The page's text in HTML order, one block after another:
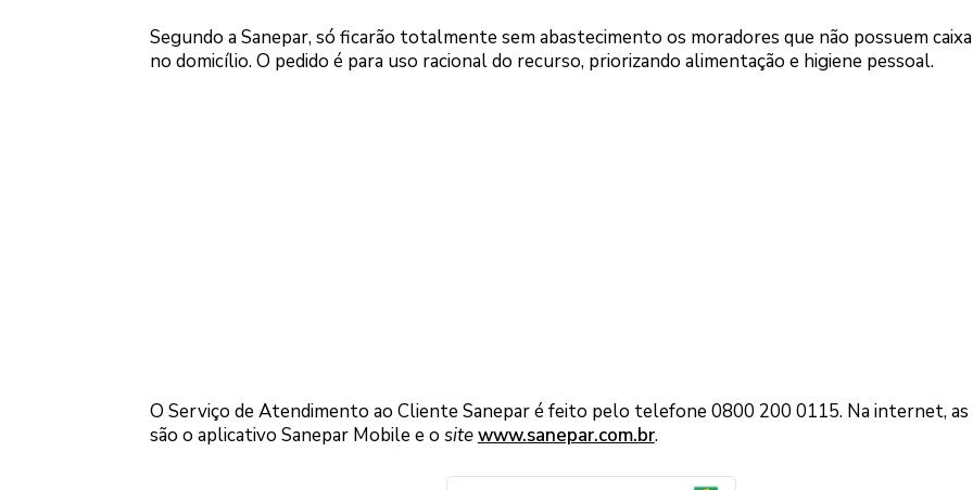
Segundo a Sanepar, só ficarão totalmente sem abastecimento os moradores que não possuem
no domicílio. O pedido é para uso racional do recurso, priorizando alimentação e higiene pessoal.
O Serviço de Atendimento ao Cliente Sanepar é feito pelo telefone 0800 200 0115. Na internet, as
são o aplicativo Sanepar Mobile e o sitewww.sanepar.com.br.